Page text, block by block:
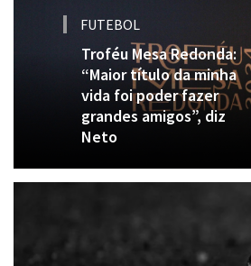
FUTEBOL
Troféu Mesa Redonda:
“Maior título da minha
vida foi poder fazer
grandes amigos”, diz
Neto